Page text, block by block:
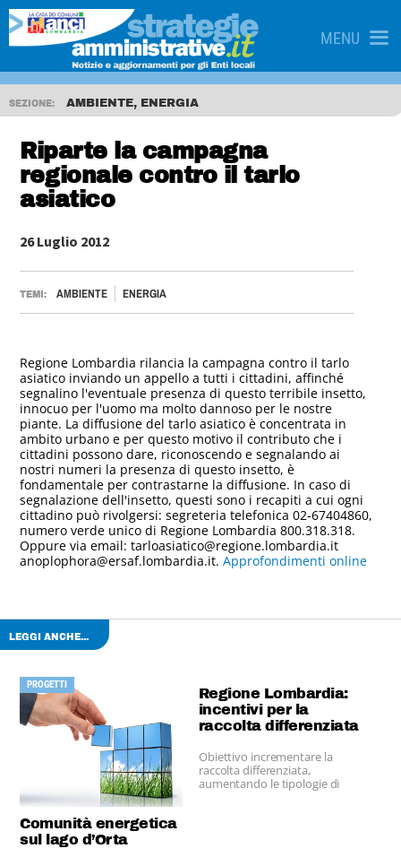
MENU
SEZIONE: AMBIENTE, ENERGIA
Riparte la campagna
regionale contro il tarlo
asiatico
26 Luglio 2012
TEMI: AMBIENTE ENERGIA
Regione Lombardia rilancia la campagna contro il tarlo
asiatico inviando un appello a tutti i cittadini, affinché
segnalino l'eventuale presenza di questo terribile insetto,
innocuo per l'uomo ma molto dannoso per le nostre
piante. La diffusione del tarlo asiatico è concentrata in
ambito urbano e per questo motivo il contributo che i
cittadini possono dare, riconoscendo e segnalando ai
nostri numeri la presenza di questo insetto, è
fondamentale per contrastarne la diffusione. In caso di
segnalazione dell'insetto, questi sono i recapiti a cui ogni
cittadino può rivolgersi: segreteria telefonica 02-67404860,
numero verde unico di Regione Lombardia 800.318.318.
Oppure via email: tarloasiatico@regione.lombardia.it
anoplophora@ersaf.lombardia.it.Approfondimenti online
LEGGI ANCHE...
PROGETTI
Comunità energetica
sul lago d’Orta
Regione Lombardia:
incentivi per la
raccolta differenziata
Obiettivo incrementare la
raccolta differenziata,
aumentando le tipologie di